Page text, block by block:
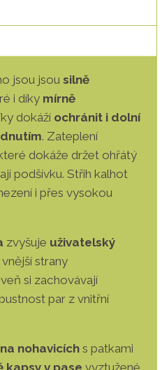
jsou jsou silně
i díky mírně
dokáží ochránit i dolní
. Zateplení
dokáže držet ohřátý
podšívku. Střih kalhot
i přes vysokou
zvyšuje uživatelský
strany
si zachovávají
par z vnitřní
nohavicích s patkami